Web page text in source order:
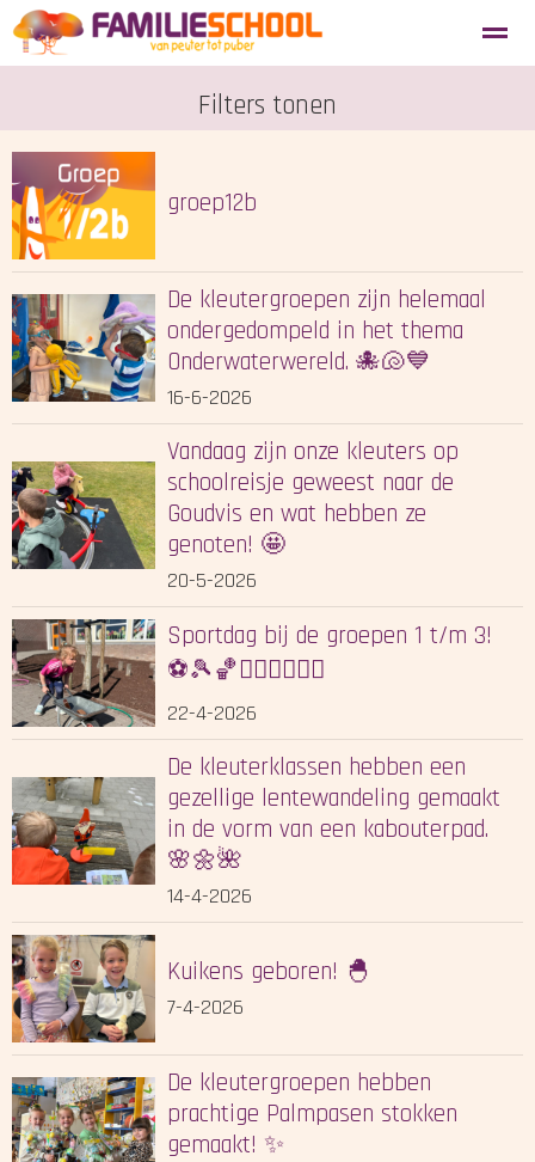
Aanmelden nieuwe leerlingen Blosse
Home
Filters tonen
groep12b
De kleutergroepen zijn helemaal
ondergedompeld in het thema
Onderwaterwereld. 🐙🐚💙
16-6-2026
Vandaag zijn onze kleuters op
schoolreisje geweest naar de
Goudvis en wat hebben ze
genoten! 🤩
20-5-2026
Sportdag bij de groepen 1 t/m 3!
⚽🎾🏀🏃🏻‍♀️🤸🏻‍♂️
22-4-2026
De kleuterklassen hebben een
gezellige lentewandeling gemaakt
in de vorm van een kabouterpad.
🌸🌼🌺
14-4-2026
Kuikens geboren! 🐣
7-4-2026
De kleutergroepen hebben
prachtige Palmpasen stokken
gemaakt! ✨